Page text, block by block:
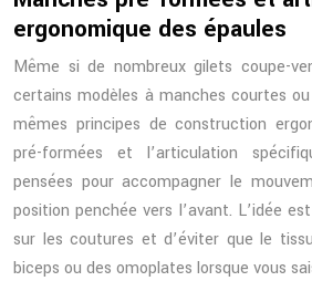
ergonomique des épaules
Même si de nombreux gilets coupe-
certains modèles à manches courtes
mêmes principes de construction
pré-formées et l’articulation
pensées pour accompagner le
position penchée vers l’avant. L’idée
sur les coutures et d’éviter que le
biceps ou des omoplates lorsque vous